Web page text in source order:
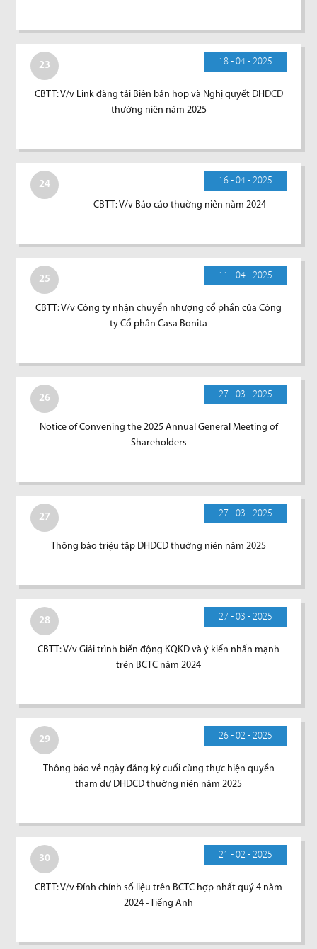
23 18 - 04 - 2025
CBTT: V/v Link đăng tải Biên bản họp và Nghị quyết ĐHĐCĐ
thường niên năm 2025
24 16 - 04 - 2025
CBTT: V/v Báo cáo thường niên năm 2024
25 11 - 04 - 2025
CBTT: V/v Công ty nhận chuyển nhượng cổ phần của Công
ty Cổ phần Casa Bonita
26 27 - 03 - 2025
Notice of Convening the 2025 Annual General Meeting of
Shareholders
27 27 - 03 - 2025
Thông báo triệu tập ĐHĐCĐ thường niên năm 2025
28 27 - 03 - 2025
CBTT: V/v Giải trình biến động KQKD và ý kiến nhấn mạnh
trên BCTC năm 2024
29 26 - 02 - 2025
Thông báo về ngày đăng ký cuối cùng thực hiện quyền
tham dự ĐHĐCĐ thường niên năm 2025
30 21 - 02 - 2025
CBTT: V/v Đính chính số liệu trên BCTC hợp nhất quý 4 năm
2024 - Tiếng Anh